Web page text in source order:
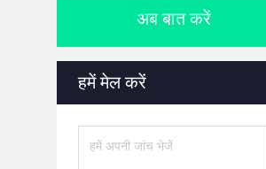
अब बात करें
हमें मेल करें